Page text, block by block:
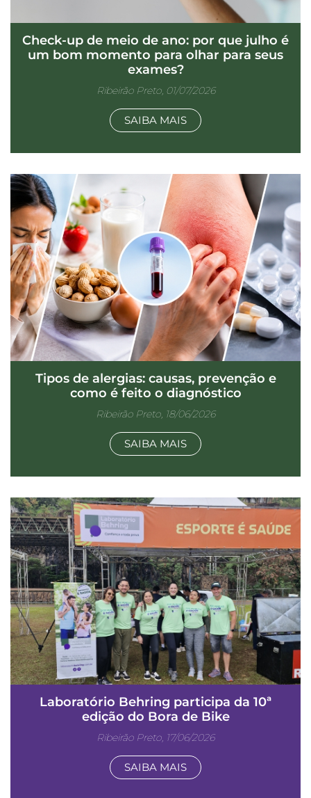
Check-up de meio de ano: por que julho é
um bom momento para olhar para seus
exames?
Ribeirão Preto, 01/07/2026
SAIBA MAIS
Tipos de alergias: causas, prevenção e
como é feito o diagnóstico
Ribeirão Preto, 18/06/2026
SAIBA MAIS
Laboratório Behring participa da 10ª
edição do Bora de Bike
Ribeirão Preto, 17/06/2026
SAIBA MAIS